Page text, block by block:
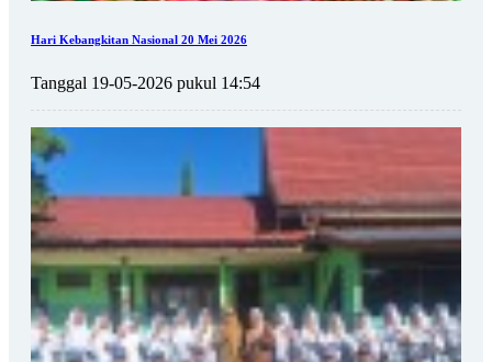
Hari Kebangkitan Nasional 20 Mei 2026
Tanggal 19-05-2026 pukul 14:54